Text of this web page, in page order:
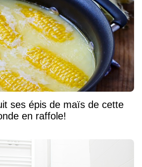
ses épis de maïs de cette
en raffole!